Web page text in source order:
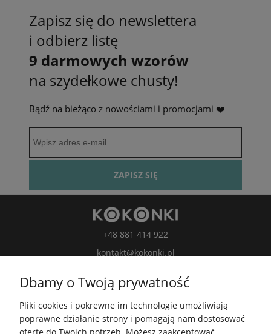
Zapisz się do newslettera
i odbierz listę
9 darmowych wzorów
na szydełkowe chusty!
Bądź na bieżąco z nowościami i promocjami ❤️
ZAPISZ SIĘ
+48 881 414 922
kontakt@kokonki.pl
kokonki.motki
Kokonki.motki
Grupa FB
Dbamy o Twoją prywatność
Pliki cookies i pokrewne im technologie umożliwiają
poprawne działanie strony i pomagają nam dostosować